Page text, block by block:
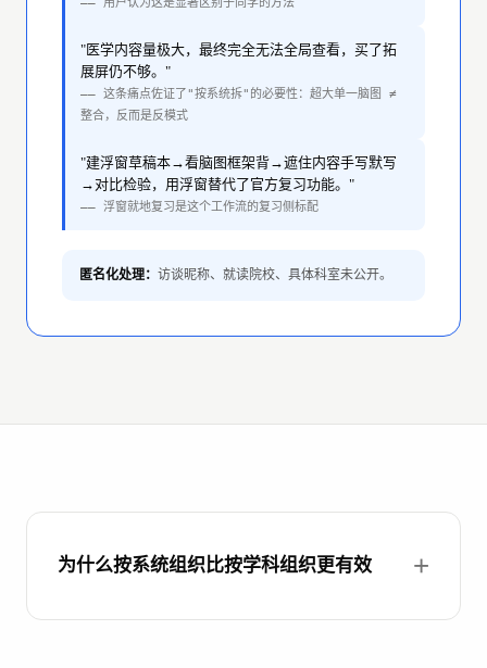
"医学内容量极大，最终完全无法全局查看，买了拓
展屏仍不够。"
—— 这条痛点佐证了"按系统拆"的必要性：超大单一脑图 ≠
整合，反而是反模式
"建浮窗草稿本→看脑图框架背→遮住内容手写默写
→对比检验，用浮窗替代了官方复习功能。"
—— 浮窗就地复习是这个工作流的复习侧标配
匿名化处理： 访谈昵称、就读院校、具体科室未公开。
为什么按系统组织比按学科组织更有效